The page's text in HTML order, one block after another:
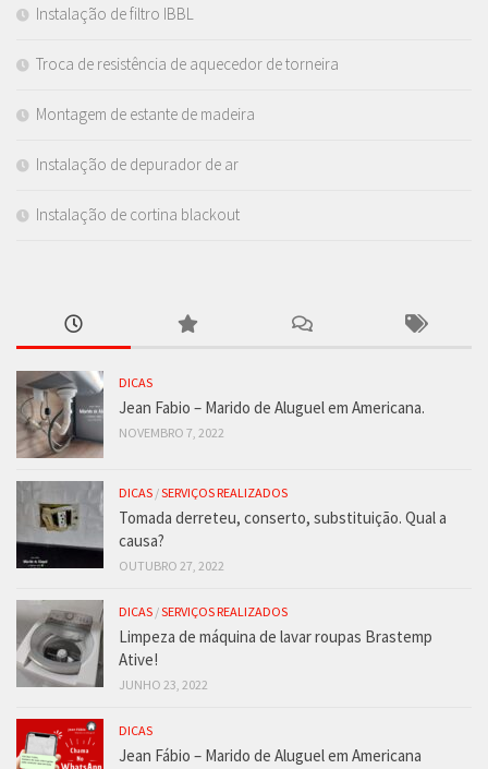
Instalação de filtro IBBL
Troca de resistência de aquecedor de torneira
Montagem de estante de madeira
Instalação de depurador de ar
Instalação de cortina blackout
DICAS
Jean Fabio – Marido de Aluguel em Americana.
NOVEMBRO 7, 2022
DICAS /SERVIÇOS REALIZADOS
Tomada derreteu, conserto, substituição. Qual a
causa?
OUTUBRO 27, 2022
DICAS /SERVIÇOS REALIZADOS
Limpeza de máquina de lavar roupas Brastemp
Ative!
JUNHO 23, 2022
DICAS
Jean Fábio – Marido de Aluguel em Americana